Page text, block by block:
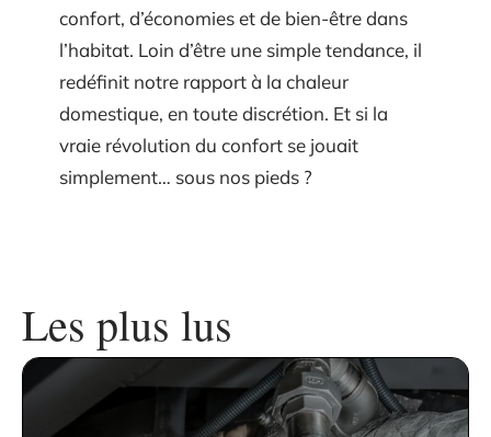
confort, d’économies et de bien-être dans
l’habitat. Loin d’être une simple tendance, il
redéfinit notre rapport à la chaleur
domestique, en toute discrétion. Et si la
vraie révolution du confort se jouait
simplement… sous nos pieds ?
Les plus lus